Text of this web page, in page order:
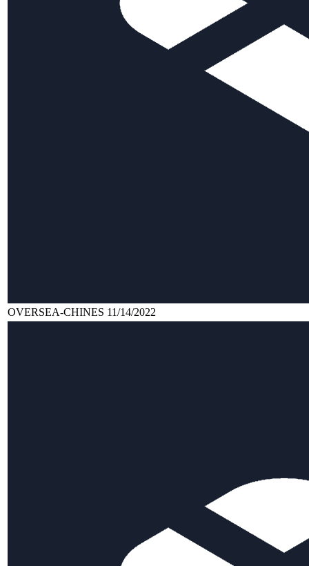
OVERSEA-CHINES 11/14/2022